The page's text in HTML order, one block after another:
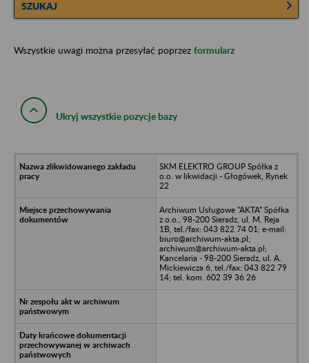
SZUKAJ
Wszystkie uwagi można przesyłać poprzez formularz
Ukryj wszystkie pozycje bazy
SKM ELEKTRO GROUP Spółka z
o.o. w likwidacji - Głogówek, Rynek
22
Archiwum Usługowe "AKTA" Spółka
z o.o., 98-200 Sieradz, ul. M. Reja
1B, tel./fax: 043 822 74 01; e-mail:
biuro@archiwum-akta.pl;
archiwum@archiwum-akta.pl;
Kancelaria - 98-200 Sieradz, ul. A.
Mickiewicza 6, tel./fax: 043 822 79
14; tel. kom. 602 39 36 26